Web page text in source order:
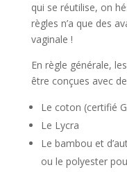
qui se réutilise, on
règles n’a que des
vaginale !
En règle générale,
être conçues avec
Le coton (certifié
Le Lycra
Le bambou et
ou le polyester